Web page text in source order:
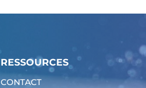
RESSOURCES
CONTACT